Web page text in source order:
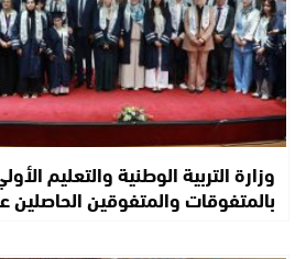
وزارة التربية الوطنية والتعليم
بالمتفوقات والمتفوقين